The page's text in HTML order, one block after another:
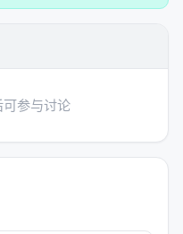
监督微调、对比学习、
、并行子查询、早停
路线可概括为：
for Question
则为
参与讨论